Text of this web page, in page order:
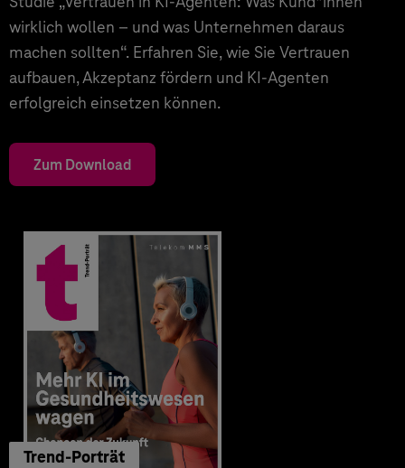
wirklich wollen – und was Unternehmen daraus
machen sollten“. Erfahren Sie, wie Sie Vertrauen
aufbauen, Akzeptanz fördern und KI-Agenten
erfolgreich einsetzen können.
Zum Download
Trend-Porträt